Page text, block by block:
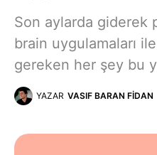
Son aylarda giderek
brain uygulamaları
gereken her şey bu
YAZAR VASIF BARAN FIDAN